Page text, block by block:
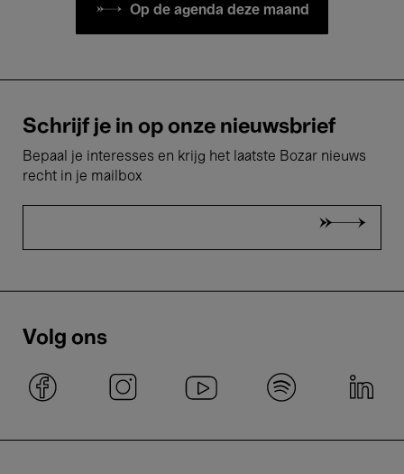
Op de agenda deze maand
Schrijf je in op onze nieuwsbrief
Bepaal je interesses en krijg het laatste Bozar nieuws
recht in je mailbox
Volg ons